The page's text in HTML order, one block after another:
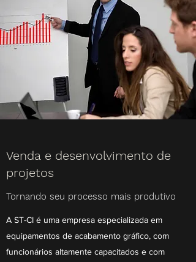
Venda e desenvolvimento de
projetos
Tornando seu processo mais produtivo
A ST-CI é uma empresa especializada em
equipamentos de acabamento gráfico, com
funcionários altamente capacitados e com